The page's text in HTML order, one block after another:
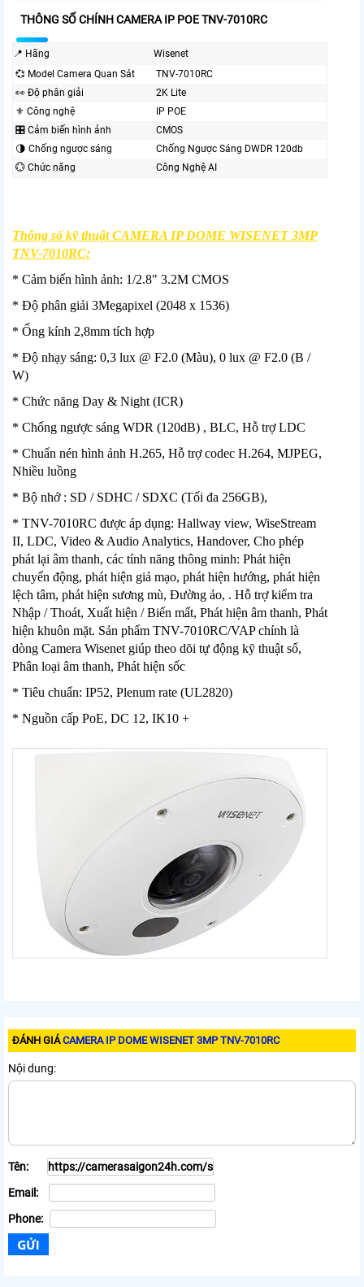
THÔNG SỐ CHÍNH CAMERA IP POE TNV-7010RC
📍 Hãng
Wisenet
💞 Model Camera Quan Sát
TNV-7010RC
️👀 Độ phân giải
2K Lite
⚜️ Công nghệ
IP POE
🎛 Cảm biến hình ảnh
CMOS
🌗 Chống ngược sáng
Chống Ngược Sáng DWDR 120db
💮 Chức năng
Công Nghệ AI
Thông số kỹ thuật CAMERA IP DOME WISENET 3MP
TNV-7010RC:
* Cảm biến hình ảnh: 1/2.8" 3.2M CMOS
* Độ phân giải 3Megapixel (2048 x 1536)
* Ống kính 2,8mm tích hợp
* Độ nhạy sáng: 0,3 lux @ F2.0 (Màu), 0 lux @ F2.0 (B /
W)
* Chức năng Day & Night (ICR)
* Chống ngược sáng WDR (120dB) , BLC, Hỗ trợ LDC
* Chuẩn nén hình ảnh H.265, Hỗ trợ codec H.264, MJPEG,
Nhiều luồng
* Bộ nhớ : SD / SDHC / SDXC (Tối đa 256GB),
* TNV-7010RC được áp dụng: Hallway view, WiseStream
II, LDC, Video & Audio Analytics, Handover, Cho phép
phát lại âm thanh, các tính năng thông minh: Phát hiện
chuyển động, phát hiện giả mạo, phát hiện hướng, phát hiện
lệch tâm, phát hiện sương mù, Đường ảo, . Hỗ trợ kiểm tra
Nhập / Thoát, Xuất hiện / Biến mất, Phát hiện âm thanh, Phát
hiện khuôn mặt. Sản phẩm TNV-7010RC/VAP chính là
dòng Camera Wisenet giúp theo dõi tự động kỹ thuật số,
Phân loại âm thanh, Phát hiện sốc
* Tiêu chuẩn: IP52, Plenum rate (UL2820)
* Nguồn cấp PoE, DC 12, IK10 +
ĐÁNH GIÁCAMERA IP DOME WISENET 3MP TNV-7010RC
Nội dung:
Tên:
Email:
Phone: